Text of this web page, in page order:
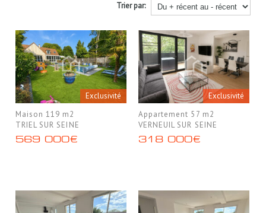
Trier par:
Exclusivité
Maison 119 m2
TRIEL SUR SEINE
569 000€
Exclusivité
Appartement 57 m2
VERNEUIL SUR SEINE
318 000€